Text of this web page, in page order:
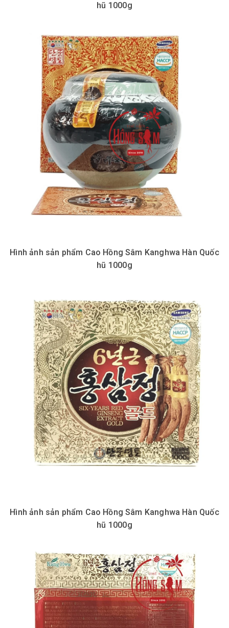
hũ 1000g
Hình ảnh sản phẩm Cao Hồng Sâm Kanghwa Hàn Quốc
hũ 1000g
Hình ảnh sản phẩm Cao Hồng Sâm Kanghwa Hàn Quốc
hũ 1000g